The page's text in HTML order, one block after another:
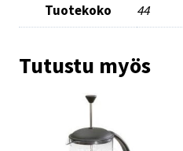
Tuotekoko 44
Tutustu myös